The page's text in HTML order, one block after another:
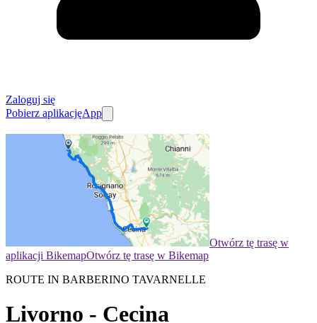
Zaloguj się
Pobierz aplikacjęApp
Otwórz tę trasę w
aplikacji BikemapOtwórz tę trasę w Bikemap
ROUTE IN BARBERINO TAVARNELLE
Livorno - Cecina